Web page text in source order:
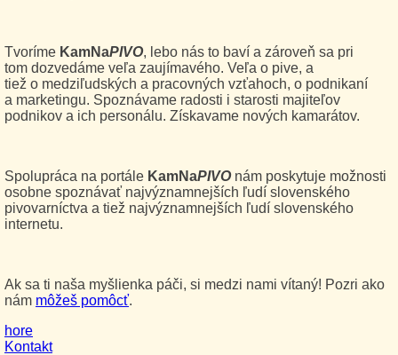
Tvoríme KamNaPIVO, lebo nás to baví a zároveň sa pri
tom dozvedáme veľa zaujímavého. Veľa o pive, a
tiež o medziľudských a pracovných vzťahoch, o podnikaní
a marketingu. Spoznávame radosti i starosti majiteľov
podnikov a ich personálu. Získavame nových kamarátov.
Spolupráca na portále KamNaPIVOnám poskytuje možnosti
osobne spoznávať najvýznamnejších ľudí slovenského
pivovarníctva a tiež najvýznamnejších ľudí slovenského
internetu.
Ak sa ti naša myšlienka páči, si medzi nami vítaný! Pozri ako
nám môžeš pomôcť.
hore
Kontakt